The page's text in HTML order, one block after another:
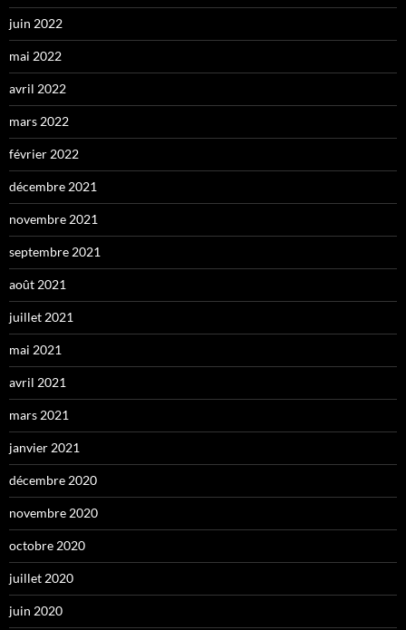
juin 2022
mai 2022
avril 2022
mars 2022
février 2022
décembre 2021
novembre 2021
septembre 2021
août 2021
juillet 2021
mai 2021
avril 2021
mars 2021
janvier 2021
décembre 2020
novembre 2020
octobre 2020
juillet 2020
juin 2020